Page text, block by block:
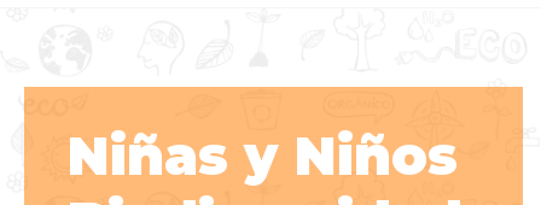
Niñas y Niños